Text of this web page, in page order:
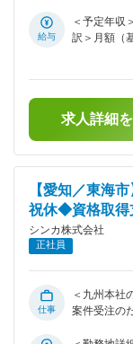
の作業指示
積作成・積
作業の両面を
ービス 公共
設備工事の施工・
飯塚営業
ラを支える
安定感が魅
ップも実現可能です。 ■教育体
充実してお
想定される
給与
＜予定年収
訳＞月額（
ます。■賞
与及び昇給
目安の金
求人詳細
【愛知／東海
祝休◆資格取得
シンカ株式会社
正社員
仕事
＜九州本社
案件受注の